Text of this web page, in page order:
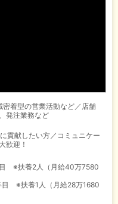
密着型の営業活動など／店舗
発注業務など
貢献したい方／コミュニケー
歓迎！
※扶養2人（月給40万7580
※扶養1人（月給28万1680